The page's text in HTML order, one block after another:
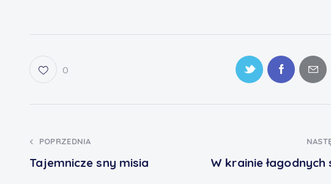
0
POPRZEDNIA
Tajemnicze sny misia W krainie łagodnych